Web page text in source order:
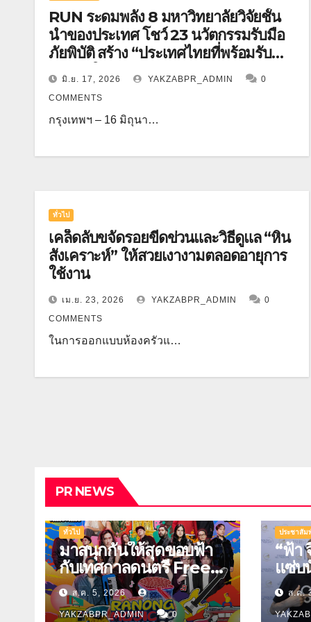
RUN ระดมพลัง 8 มหาวิทยาลัยวิจัยชั้น
นำของประเทศ โชว์ 23 นวัตกรรมรับมือ
ภัยพิบัติ สร้าง “ประเทศไทยที่พร้อมรับ
วิกฤต” ในงานมหกรรมงานวิจัยแห่งชาติ
2569
มิ.ย. 17, 2026 YAKZABPR_ADMIN
0
COMMENTS
กรุงเทพฯ – 16 มิถุนา…
ทั่วไป
เคล็ดลับขจัดรอยขีดข่วนและวิธีดูแล “หิน
สังเคราะห์” ให้สวยเงางามตลอดอายุการ
ใช้งาน
เม.ย. 23, 2026 YAKZABPR_ADMIN
0
COMMENTS
ในการออกแบบห้องครัวแ…
PR NEWS
ทั่วไป
มาสนุกกันให้สุดขอบฟ้า
กับเทศกาลดนตรี Free
Festival แห่งภาคใต้
ส.ค. 5, 2026
YAKZABPR_ADMIN 0
ประชาสัม
“ฟ้า
แซ่บ
ชวน
หาร
ส.ค.